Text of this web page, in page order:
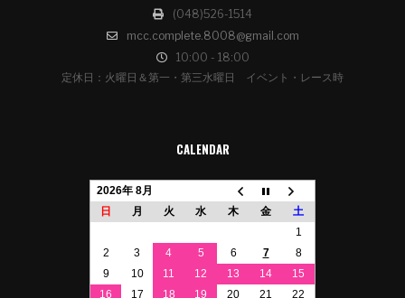
(048)526-1514
mcc.complete.8008@gmail.com
10:00 - 18:00
定休日：火曜日＆第一・第三水曜日 イベント・レース時
CALENDAR
2026年 8月
日
月 火 水 木 金
土
1
2
3 4 5 6 7
8
9
10 11 12 13 14
15
16
17 18 19 20 21 22